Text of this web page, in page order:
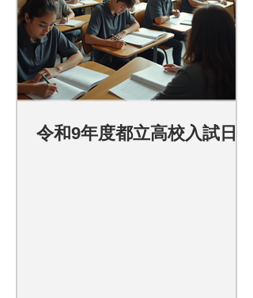
令和9年度都立高校入試日程